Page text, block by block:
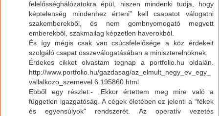
felelősséghálózatokra épül, hiszen mindenki tudja, hogy
képtelenség mindenhez érteni” kell csapatot válogatni
szakemberekből, és nem gombnyomogató megvett
emberekből, szakmailag képzetlen haverokból.
És így mégis csak van csúcsfelelősége a köz érdekeit
szolgáló csapat összeválogatásában a miniszterelnöknek.
Érdekes cikket olvastam tegnap a portfolio.hu oldalán.
http://www.portfolio.hu/gazdasag/az_elmult_negy_ev_egy_
vallalkozo_szemevel.6.195860.html
Ebből egy részlet:- „Ekkor értettem meg mire való a
független igazgatóság. A cégek életében ez jelenti a “fékek
és egyensúlyok" rendszerét. Az operatív vezetés